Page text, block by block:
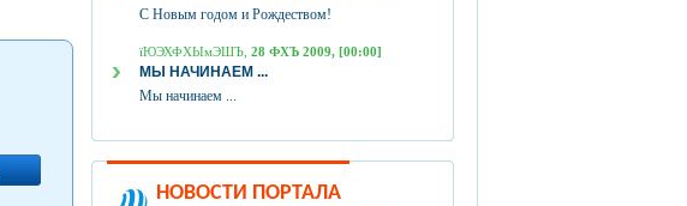
С Новым годом и Рождеством!
їЮЭХФХЫмЭШЪ, 28 ФХЪ 2009, [00:00]
МЫ НАЧИНАЕМ ...
Мы начинаем ...
НОВОСТИ ПОРТАЛА